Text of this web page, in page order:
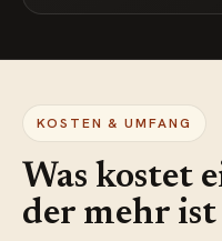
KOSTEN & UMFANG
Was kostet
der mehr ist